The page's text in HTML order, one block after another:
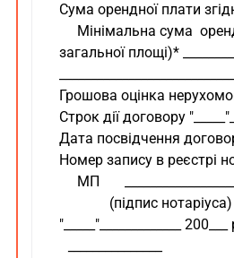
Сума орендної плати
Мінімальна сума
загальної площі)*
Грошова оцінка нерухомого
Строк дії договору
Дата посвідчення
Номер запису в реєстрі
МП
(підпис
"_____"_____________ 200___